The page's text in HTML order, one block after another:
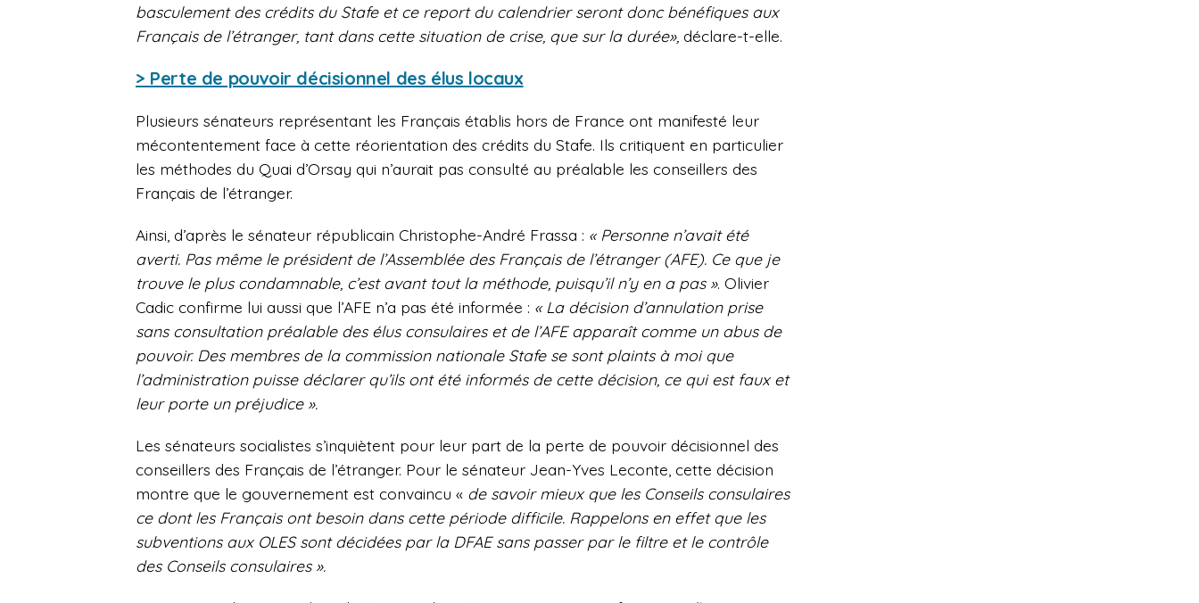
basculement des crédits du Stafe et ce report du calendrier seront donc bénéfiques aux
Français de l’étranger, tant dans cette situation de crise, que sur la durée», déclare-t-elle.
> Perte de pouvoir décisionnel des élus locaux
Plusieurs sénateurs représentant les Français établis hors de France ont manifesté leur
mécontentement face à cette réorientation des crédits du Stafe. Ils critiquent en particulier
les méthodes du Quai d’Orsay qui n’aurait pas consulté au préalable les conseillers des
Français de l’étranger.
Ainsi, d’après le sénateur républicain Christophe-André Frassa : « Personne n’avait été
averti. Pas même le président de l’Assemblée des Français de l’étranger (AFE). Ce que je
trouve le plus condamnable, c’est avant tout la méthode, puisqu’il n’y en a pas ». Olivier
Cadic confirme lui aussi que l’AFE n’a pas été informée : « La décision d’annulation prise
sans consultation préalable des élus consulaires et de l’AFE apparaît comme un abus de
pouvoir. Des membres de la commission nationale Stafe se sont plaints à moi que
l’administration puisse déclarer qu’ils ont été informés de cette décision, ce qui est faux et
leur porte un préjudice ».
Les sénateurs socialistes s’inquiètent pour leur part de la perte de pouvoir décisionnel des
conseillers des Français de l’étranger. Pour le sénateur Jean-Yves Leconte, cette décision
montre que le gouvernement est convaincu « de savoir mieux que les Conseils consulaires
ce dont les Français ont besoin dans cette période difficile. Rappelons en effet que les
subventions aux OLES sont décidées par la DFAE sans passer par le filtre et le contrôle
des Conseils consulaires ».